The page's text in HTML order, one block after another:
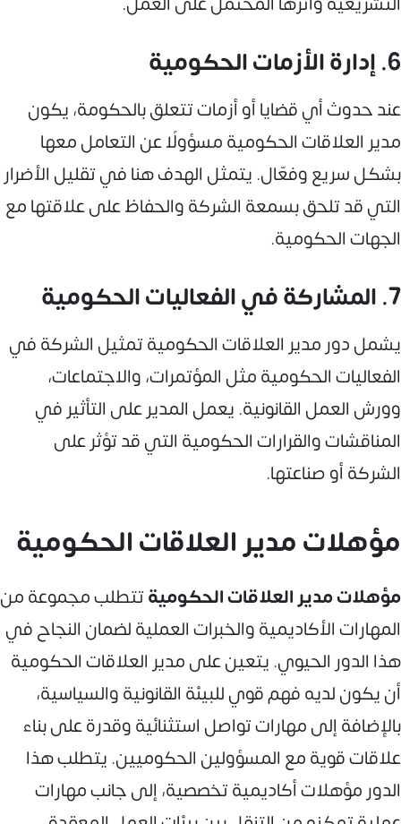
6. إدارة الأزمات الحكومية
عند حدوث أي قضايا أو أزمات تتعلق بالحكومة، يكون
مدير العلاقات الحكومية مسؤولًا عن التعامل معها
بشكل سريع وفعّال. يتمثل الهدف هنا في تقليل الأضرار
التي قد تلحق بسمعة الشركة والحفاظ على علاقتها مع
الجهات الحكومية.
7. المشاركة في الفعاليات الحكومية
يشمل دور مدير العلاقات الحكومية تمثيل الشركة في
الفعاليات الحكومية مثل المؤتمرات، والاجتماعات،
وورش العمل القانونية. يعمل المدير على التأثير في
المناقشات والقرارات الحكومية التي قد تؤثر على
الشركة أو صناعتها.
مؤهلات مدير العلاقات الحكومية
مؤهلات مدير العلاقات الحكوميةتتطلب مجموعة من
المهارات الأكاديمية والخبرات العملية لضمان النجاح في
هذا الدور الحيوي. يتعين على مدير العلاقات الحكومية
أن يكون لديه فهم قوي للبيئة القانونية والسياسية،
بالإضافة إلى مهارات تواصل استثنائية وقدرة على بناء
علاقات قوية مع المسؤولين الحكوميين. يتطلب هذا
الدور مؤهلات أكاديمية تخصصية، إلى جانب مهارات